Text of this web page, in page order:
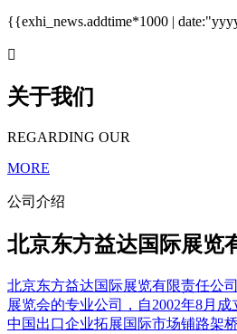
{{exhi_news.addtime*1000 |

关于我们
REGARDING OUR
MORE
公司介绍
北京东方益达国际展览
北京东方益达国际展览有限责任公
展览会的专业公司，自2002年8月
中国出口企业拓展国际市场铺路架